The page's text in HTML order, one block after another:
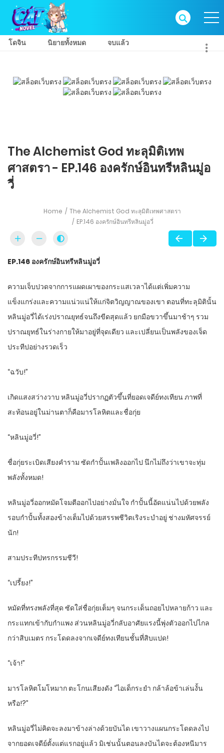
โดจิน นิยายทั้งหมด จบแล้ว
The Alchemist God ทะลุมิติเทพ
ศาสตรา - EP.146 องครักษ์อินทรีหลินมู่อ
วี่
Home
The Alchemist God ทะลุมิติเทพศาสตรา
EP.146 องครักษ์อินทรีหลินมู่อวี่
EP.146 องครักษ์อินทรีหลินมู่อวี่
ความเจ็บปวดจากการแผดเผาของกระแสเวลาได้แต่เพิ่มความ
แข็งแกร่งและความแน่วแน่ให้แก่จิตวิญญาณของเขา ตอนที่ทะลุมิตินั้น
หลินมู่อวี่ได้เร่งปราณยุทธ์จนถึงขีดสุดแล้ว ยกมือขวาขึ้นมาช้าๆ รวม
ปราณยุทธ์ในร่างกายให้มาอยู่ที่จุดเดียว และเปลี่ยนเป็นพลังของเจ็ด
ประทีปอย่างรวดเร็ว
“ฉวับ!”
เกิดแสงสว่างวาบ หลินมู่อวี่ปรากฏตัวขึ้นที่ยอดเจดีย์ทงเทียน ภาพที่
สะท้อนอยู่ในม่านตาก็คือมารโลหิตและชื่อกุ่ย
“หลินมู่อวี่!”
ชื่อกุ่ยระเบิดเสียงคำราม ซัดกำปั้นเพลิงออกไป นึกไม่ถึงว่าเขาจะทุ่ม
พลังทั้งหมด!
หลินมู่อวี่ออกหมัดโจมตีออกไปอย่างมั่นใจ กำปั้นนี้อัดแน่นไปด้วยพลัง
รอบกำปั้นทั้งสองข้างเต็มไปด้วยสรรพชีวิตเริงระบำอยู่ ช่างมหัศจรรย์
นัก!
สามประทีปทรกรรมชีวี!
“เปรี้ยง!”
หมัดที่ทรงพลังที่สุด ซัดใส่ชื่อกุ่ยเต็มๆ จนกระเด็นถอยไปหลายก้าว และ
กระแทกเข้ากับกำแพง ส่วนหลินมู่อวี่กลับอาศัยแรงนี้พุ่งตัวออกไปไกล
กว่าสิบเมตร กระโดดลงจากเจดีย์ทงเทียนชั้นที่สิบแปด!
“เจ้า!”
มารโลหิตโมโหมาก ตะโกนเสียงดัง “ไอเด็กระยำ กล้าล้อข้าเล่นงั้น
หรือ!?”
หลินมู่อวี่ไม่คิดจะลงมาข้างล่างด้วยบันได เขาวางแผนกระโดดลงไป
จากยอดเจดีย์ตั้งแต่แรกอยู่แล้ว มิเช่นนั้นตอนลงบันไดจะต้องหนีมาร